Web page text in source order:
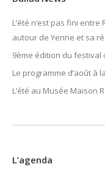
L’été n’est pas fini
autour de Yenne et sa
9ème édition du festival
Le programme d’août à
L’été au Musée Maison
L’agenda